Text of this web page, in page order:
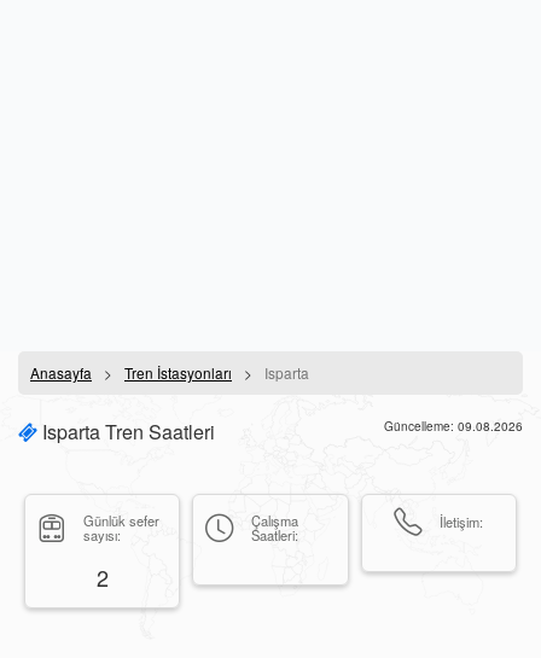
Anasayfa Tren İstasyonları Isparta
Isparta Tren Saatleri Güncelleme: 09.08.2026
Günlük sefer
sayısı:
2
Çalışma
Saatleri:
İletişim: